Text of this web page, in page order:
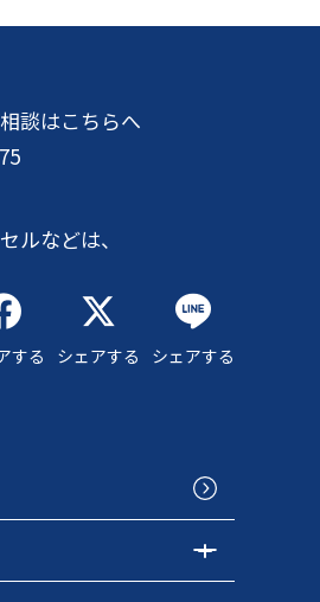
談はこちらへ
ルなどは、
する シェアする シェアする